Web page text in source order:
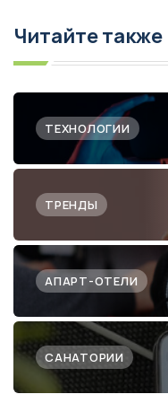
Читайте также
ТЕХНОЛОГИИ
ТРЕНДЫ
АПАРТ-ОТЕЛИ
САНАТОРИИ